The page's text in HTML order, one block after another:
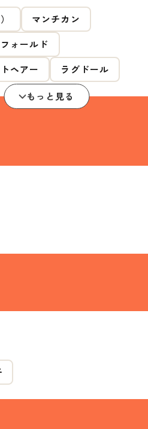
マンチカン
ォールド
ヘアー
ラグドール
もっと見る